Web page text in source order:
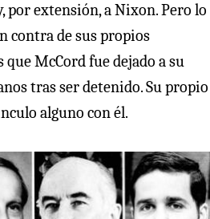
por extensión, a Nixon. Pero lo
contra de sus propios
McCord fue dejado a su
tras ser detenido. Su propio
alguno con él.